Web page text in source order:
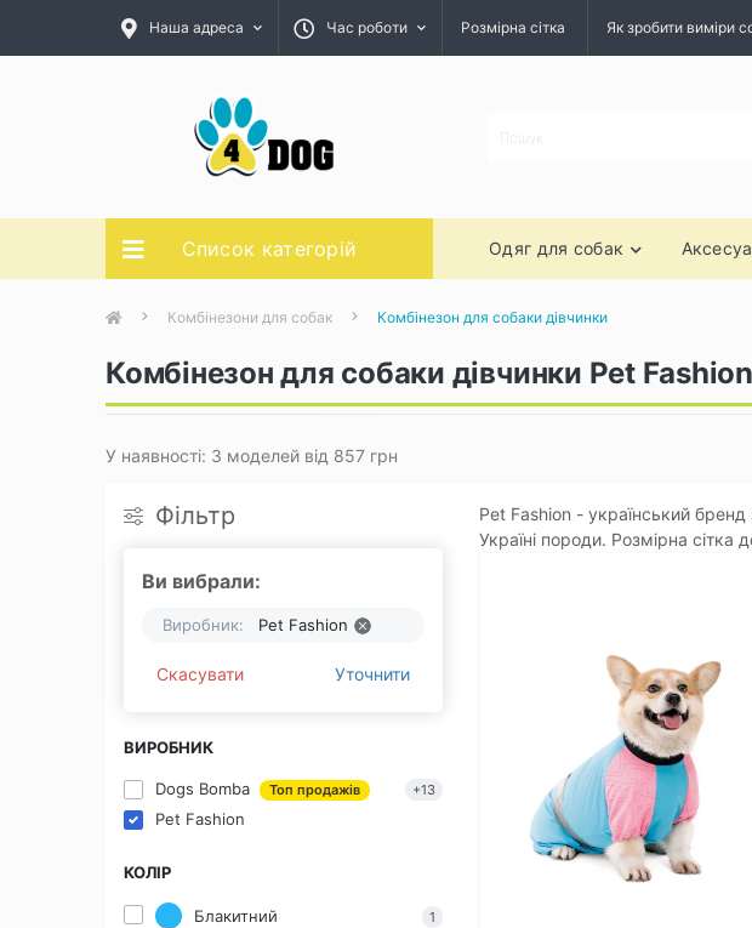
Наша адреса Час роботи Розмірна сітка Як зробити виміри
Список категорій Одяг для собак
Комбінезони для собак Комбінезон для собаки дівчинки
Комбінезон для собаки дівчинки Pet Fashion
У наявності: 3 моделей від 857 грн
Фільтр
Ви вибрали:
Виробник: Pet Fashion
Скасувати Уточнити
ВИРОБНИК
Dogs Bomba Топ продажів +13
Pet Fashion
КОЛІР
Блакитний 1
Pet Fashion - український
Україні породи. Розмірна